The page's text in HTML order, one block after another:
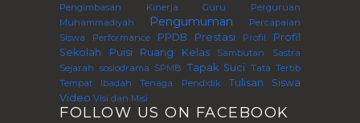
Pengimbasan Kinerja Guru Perguruan
Muhammadiyah
Pengumuman
Percapaian
Siswa
Performance PPDB Prestasi Profil
Profil
Sekolah
Puisi Ruang Kelas Sambutan
Sastra
Sejarah sosiodrama SPMB Tapak Suci Tata Tertib
Tempat Ibadah
Tenaga Pendidik
Tulisan Siswa
Video Visi dan Misi
FOLLOW US ON FACEBOOK